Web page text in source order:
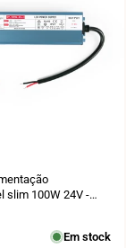
slim 100W 24V -
Em stock